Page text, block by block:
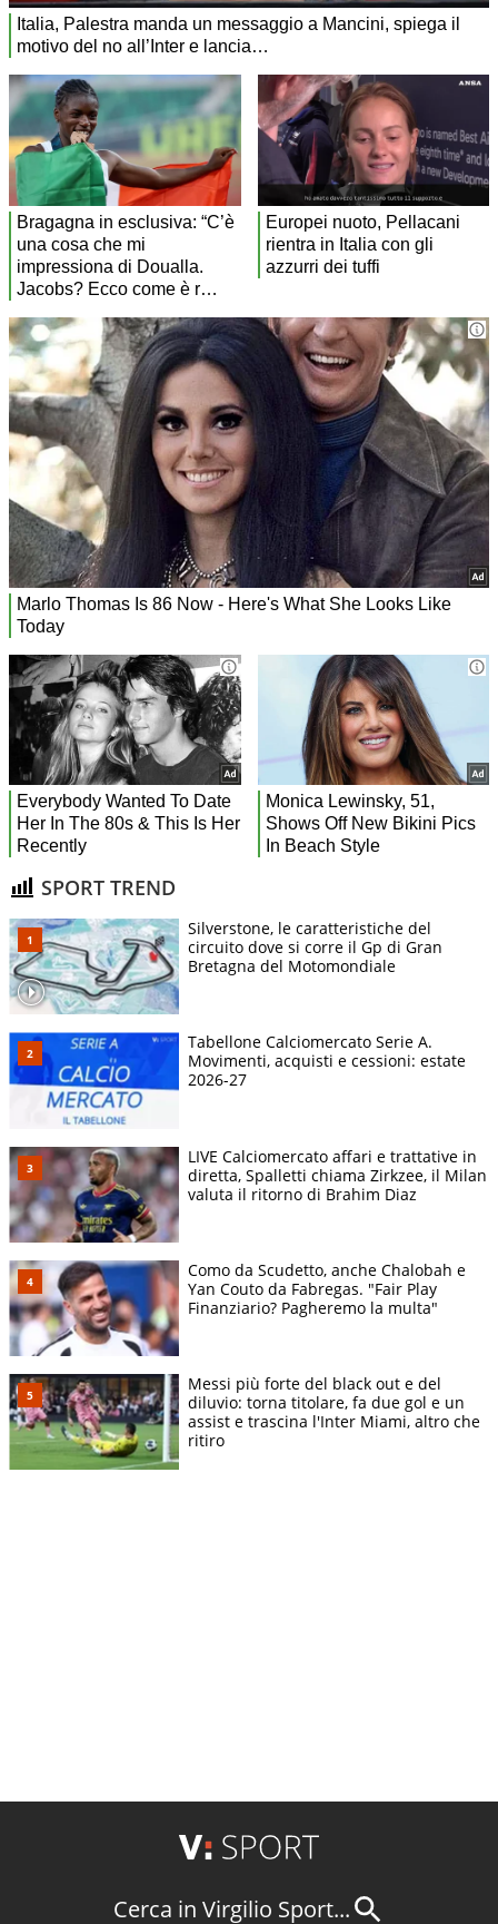
SPORT TREND
Silverstone, le caratteristiche del
circuito dove si corre il Gp di Gran
Bretagna del Motomondiale
Tabellone Calciomercato Serie A.
Movimenti, acquisti e cessioni: estate
2026-27
LIVE Calciomercato affari e trattative in
diretta, Spalletti chiama Zirkzee, il Milan
valuta il ritorno di Brahim Diaz
Como da Scudetto, anche Chalobah e
Yan Couto da Fabregas. "Fair Play
Finanziario? Pagheremo la multa"
Messi più forte del black out e del
diluvio: torna titolare, fa due gol e un
assist e trascina l'Inter Miami, altro che
ritiro
Cerca in Virgilio Sport...